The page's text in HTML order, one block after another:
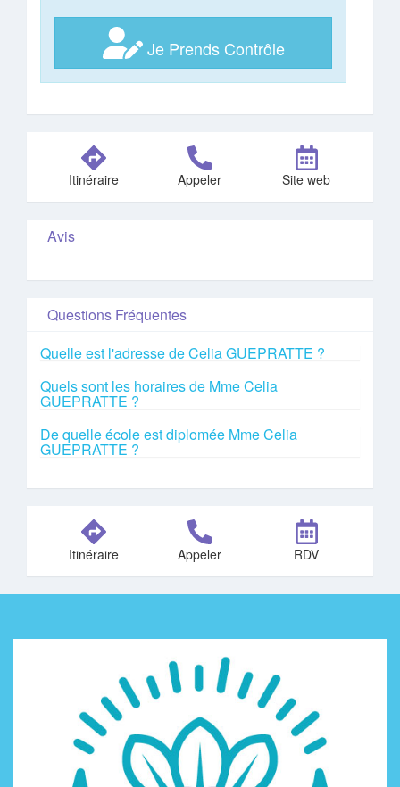
Je Prends Contrôle
Itinéraire Appeler Site web
Avis
Questions Fréquentes
Quelle est l'adresse de Celia GUEPRATTE ?
Quels sont les horaires de Mme Celia
GUEPRATTE ?
De quelle école est diplomée Mme Celia
GUEPRATTE ?
Itinéraire Appeler RDV